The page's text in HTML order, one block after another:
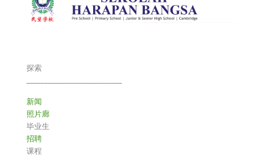
探索
新闻
照片廊
毕业生
招聘
课程